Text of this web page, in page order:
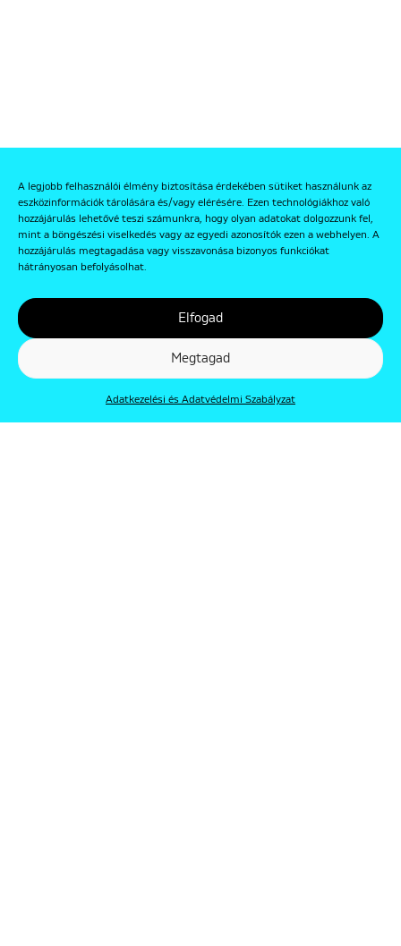
A legjobb felhasználói élmény biztosítása érdekében sütiket használunk az
eszközinformációk tárolására és/vagy elérésére. Ezen technológiákhoz való
hozzájárulás lehetővé teszi számunkra, hogy olyan adatokat dolgozzunk fel,
mint a böngészési viselkedés vagy az egyedi azonosítók ezen a webhelyen. A
hozzájárulás megtagadása vagy visszavonása bizonyos funkciókat
hátrányosan befolyásolhat.
Elfogad
Megtagad
Adatkezelési és Adatvédelmi Szabályzat